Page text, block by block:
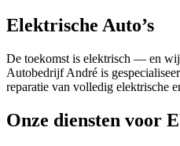
Elektrische Auto’s
De toekomst is elektrisch — en
Autobedrijf André is
reparatie van volledig elektrische
Onze diensten voor